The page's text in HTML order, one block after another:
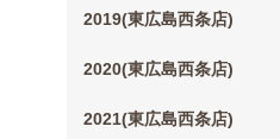
2019(東広島西条店)
2020(東広島西条店)
2021(東広島西条店)